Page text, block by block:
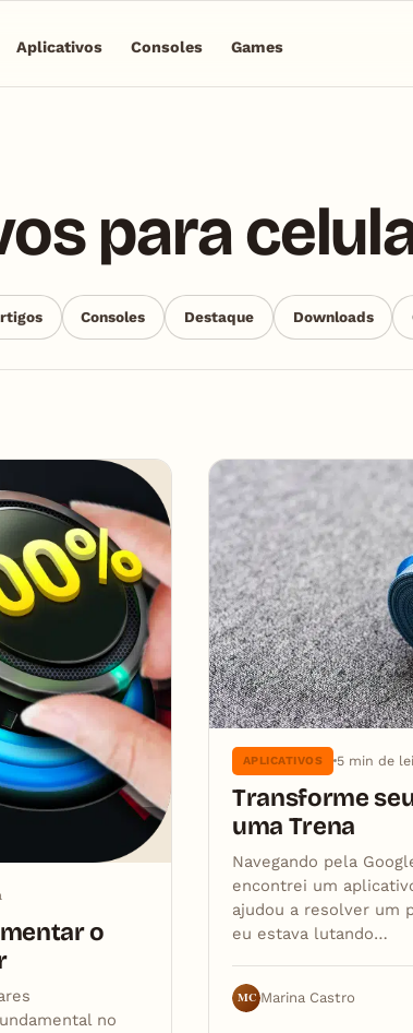
Aplicativos Consoles Games
para
Consoles Destaque Downloads
o
no
APLICATIVOS 5 min de
Transforme
uma Trena
Navegando pela
encontrei um
ajudou a resolver um
eu estava lutando…
MC Marina Castro